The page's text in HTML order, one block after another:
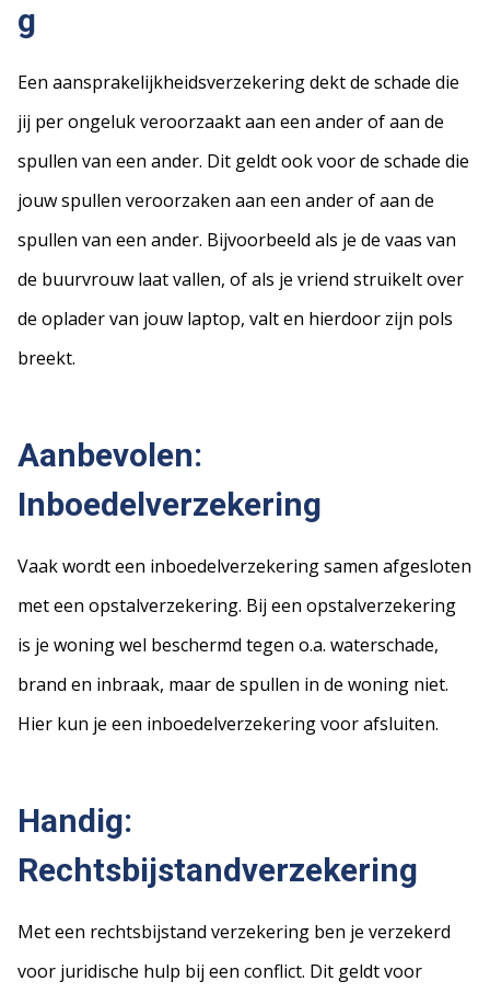
g
Een aansprakelijkheidsverzekering dekt de schade die
jij per ongeluk veroorzaakt aan een ander of aan de
spullen van een ander. Dit geldt ook voor de schade die
jouw spullen veroorzaken aan een ander of aan de
spullen van een ander. Bijvoorbeeld als je de vaas van
de buurvrouw laat vallen, of als je vriend struikelt over
de oplader van jouw laptop, valt en hierdoor zijn pols
breekt.
Aanbevolen:
Inboedelverzekering
Vaak wordt een inboedelverzekering samen afgesloten
met een opstalverzekering. Bij een opstalverzekering
is je woning wel beschermd tegen o.a. waterschade,
brand en inbraak, maar de spullen in de woning niet.
Hier kun je een inboedelverzekering voor afsluiten.
Handig:
Rechtsbijstandverzekering
Met een rechtsbijstand verzekering ben je verzekerd
voor juridische hulp bij een conflict. Dit geldt voor